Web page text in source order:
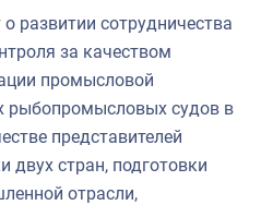
развитии сотрудничества
за качеством
промысловой
рыбопромысловых судов в
представителей
двух стран, подготовки
отрасли,